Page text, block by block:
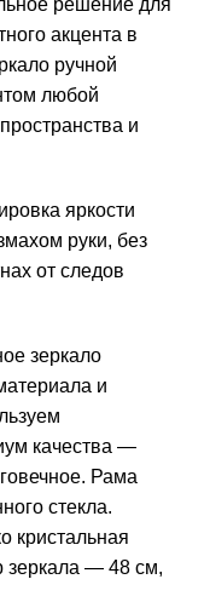
акцента в
ручной
любой
и
яркости
руки, без
от следов
зеркало
и
качества —
Рама
стекла.
кристальная
зеркала — 48 см,